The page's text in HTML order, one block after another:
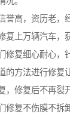
誉高，资历老，
复上万辆汽车，
修复细心耐心，
的方法进行修复
，修复后不再裂
修复不伤膜不拆